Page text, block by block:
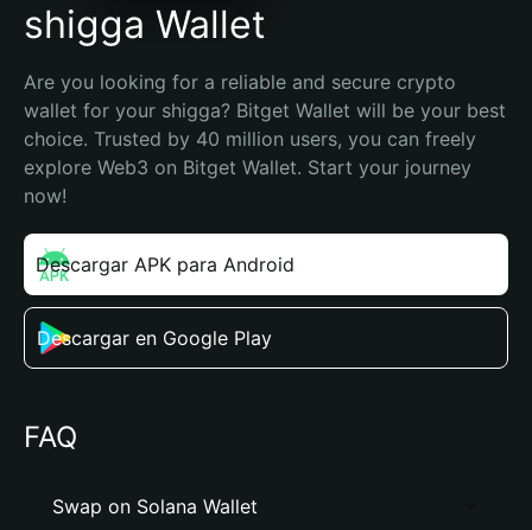
shigga Wallet
Are you looking for a reliable and secure crypto
wallet for your shigga? Bitget Wallet will be your best
choice. Trusted by 40 million users, you can freely
explore Web3 on Bitget Wallet. Start your journey
now!
Descargar APK para Android
Descargar en Google Play
FAQ
Swap on Solana Wallet